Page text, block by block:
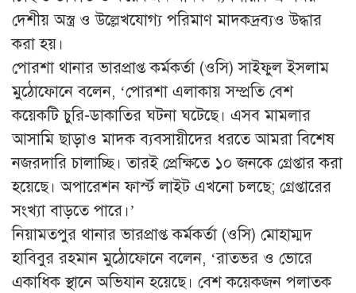
দেশীয় অস্ত্র ও উল্লেখযোগ্য পরিমাণ মাদকদ্রব্যও উদ্ধার
করা হয়।
পোরশা থানার ভারপ্রাপ্ত কর্মকর্তা (ওসি) সাইফুল ইসলাম
মুঠোফোনে বলেন, ‘পোরশা এলাকায় সম্প্রতি বেশ
কয়েকটি চুরি-ডাকাতির ঘটনা ঘটেছে। এসব মামলার
আসামি ছাড়াও মাদক ব্যবসায়ীদের ধরতে আমরা বিশেষ
নজরদারি চালাচ্ছি। তারই প্রেক্ষিতে ১০ জনকে গ্রেপ্তার করা
হয়েছে। অপারেশন ফার্স্ট লাইট এখনো চলছে; গ্রেপ্তারের
সংখ্যা বাড়তে পারে।’
নিয়ামতপুর থানার ভারপ্রাপ্ত কর্মকর্তা (ওসি) মোহাম্মদ
হাবিবুর রহমান মুঠোফোনে বলেন, ‘রাতভর ও ভোরে
একাধিক স্থানে অভিযান হয়েছে। বেশ কয়েকজন পলাতক